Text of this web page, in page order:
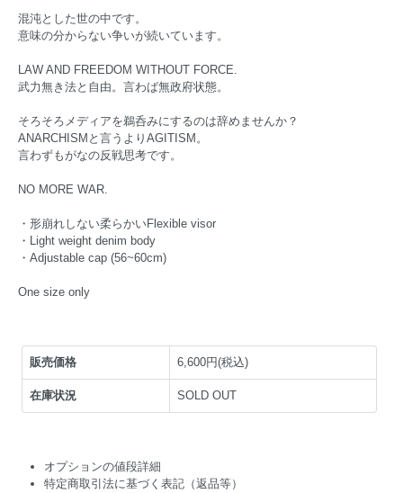
混沌とした世の中です。
意味の分からない争いが続いています。
LAW AND FREEDOM WITHOUT FORCE.
武力無き法と自由。言わば無政府状態。
そろそろメディアを鵜呑みにするのは辞めませんか？
ANARCHISMと言うよりAGITISM。
言わずもがなの反戦思考です。
NO MORE WAR.
・形崩れしない柔らかいFlexible visor
・Light weight denim body
・Adjustable cap (56~60cm)
One size only
販売価格 6,600円(税込)
在庫状況 SOLD OUT
オプションの値段詳細
特定商取引法に基づく表記（返品等）